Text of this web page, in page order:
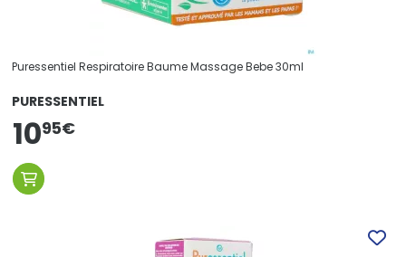
Puressentiel Respiratoire Baume Massage Bebe 30ml
PURESSENTIEL
1095€